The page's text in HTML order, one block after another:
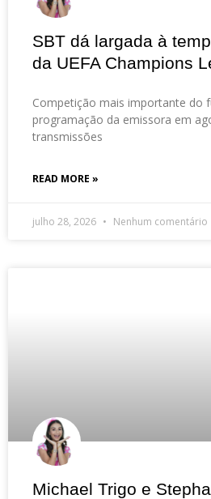
SBT dá largada à
da UEFA Champions
Competição mais importante do
programação da emissora em
transmissões
READ MORE »
julho 28, 2026 Nenhum comentário
Michael Trigo e